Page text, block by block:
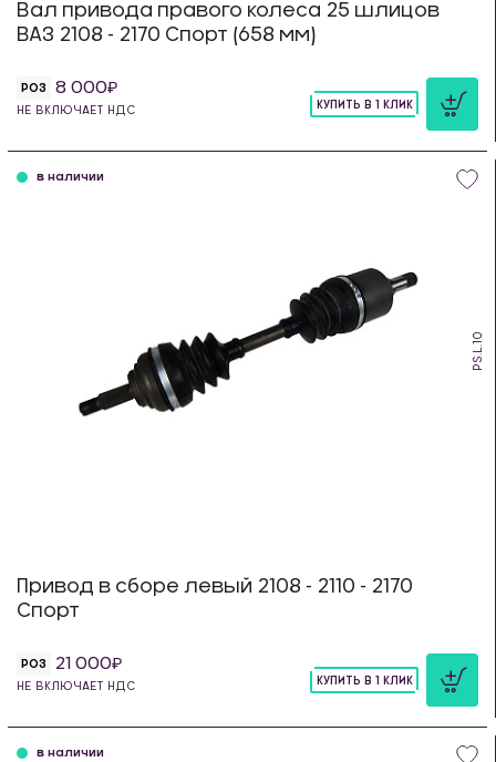
Вал привода правого колеса 25 шлицов
ВАЗ 2108 - 2170 Спорт (658 мм)
РОЗ 8 000
НЕ ВКЛЮЧАЕТ НДС
КУПИТЬ В 1 КЛИК
PS.L.10
в наличии
Привод в сборе левый 2108 - 2110 - 2170
Спорт
РОЗ 21 000
НЕ ВКЛЮЧАЕТ НДС
КУПИТЬ В 1 КЛИК
в наличии